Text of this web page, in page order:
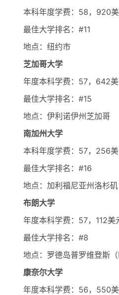
本科年度学费：58，920
最佳大学排名：#11
地点：纽约市
芝加哥大学
年度本科学费：57，642
最佳大学排名：#15
地点：伊利诺伊州芝加哥
南加州大学
本科年度学费：57，256
最佳大学排名：#16
地点：加利福尼亚州洛杉矶
布朗大学
年度本科学费：57，112美
最佳大学排名：#8
地点：罗德岛普罗维登斯（
康奈尔大学
年度本科学费：56，550